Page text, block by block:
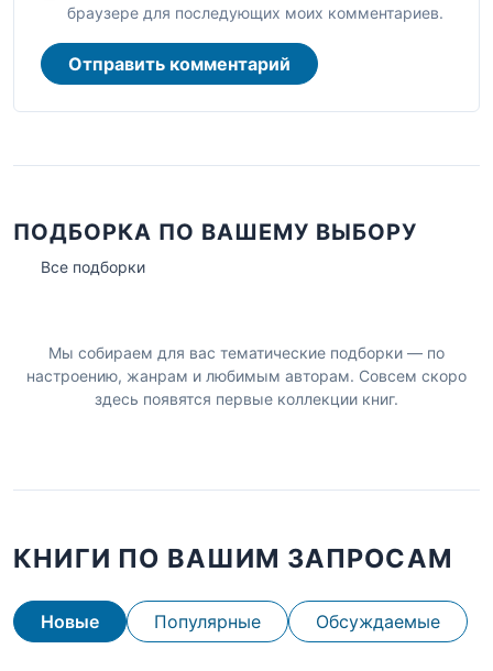
браузере для последующих моих комментариев.
Отправить комментарий
ПОДБОРКА ПО ВАШЕМУ ВЫБОРУ
Все подборки
Мы собираем для вас тематические подборки — по
настроению, жанрам и любимым авторам. Совсем скоро
здесь появятся первые коллекции книг.
КНИГИ ПО ВАШИМ ЗАПРОСАМ
Новые Популярные Обсуждаемые